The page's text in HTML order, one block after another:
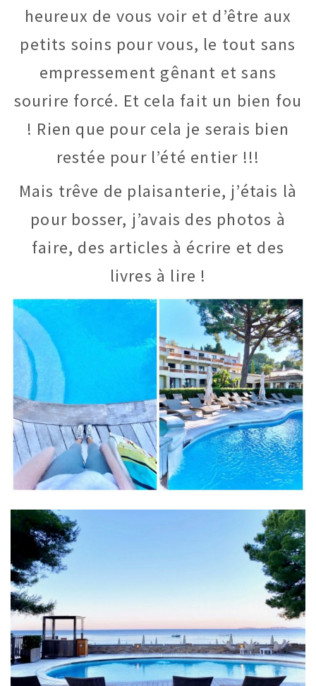
heureux de vous voir et d’être aux
petits soins pour vous, le tout sans
empressement gênant et sans
sourire forcé. Et cela fait un bien fou
! Rien que pour cela je serais bien
restée pour l’été entier !!!
Mais trêve de plaisanterie, j’étais là
pour bosser, j’avais des photos à
faire, des articles à écrire et des
livres à lire !